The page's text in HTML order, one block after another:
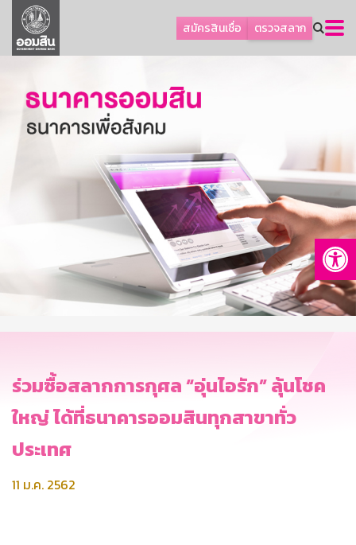
สมัครสินเชื่อ ตรวจสลาก
ลูกค้าธุรกิจ
ลูกค้าผู้ประกอบรายย่อย
ออมเพื่อสุข
เกี่ยวกับธนาคาร
การพัฒนาที่ยั่งยืน
บริการทางการเงิน
ติดต่อเรา
บริการออนไลน์
TH
EN
ร่วมซื้อสลากการกุศล “อุ่นไอรัก” ลุ้นโชค
ใหญ่ ได้ที่ธนาคารออมสินทุกสาขาทั่ว
ประเทศ
11 ม.ค. 2562